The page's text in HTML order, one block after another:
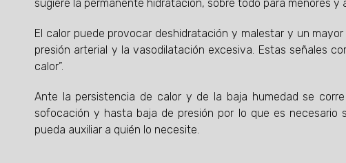
sugiere la permanente hidratación, sobre todo para menores y
El calor puede provocar deshidratación y malestar y un
presión arterial y la vasodilatación excesiva. Estas señales
calor”.
Ante la persistencia de calor y de la baja humedad se
sofocación y hasta baja de presión por lo que es
pueda auxiliar a quién lo necesite.